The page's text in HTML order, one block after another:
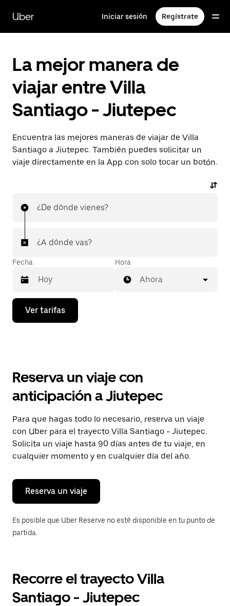
contenido
principal
Uber Iniciar sesión Regístrate
La mejor manera de
viajar entre Villa
Santiago - Jiutepec
Encuentra las mejores maneras de viajar de Villa
Santiago a Jiutepec. También puedes solicitar un
viaje directamente en la App con solo tocar un botón.
¿De dónde vienes?
¿A dónde vas?
Fecha
Presiona
flecha
el
y
selecciona
una
fecha.
Presiona
la
tecla Esc
para
el
calendario.
Hora
Ahora
Ver tarifas
Reserva un viaje con
anticipación a Jiutepec
Para que hagas todo lo necesario, reserva un viaje
con Uber para el trayecto Villa Santiago - Jiutepec.
Solicita un viaje hasta 90 días antes de tu viaje, en
cualquier momento y en cualquier día del año.
Reserva un viaje
Es posible que Uber Reserve no esté disponible en tu punto de
partida.
Recorre el trayecto Villa
Santiago - Jiutepec